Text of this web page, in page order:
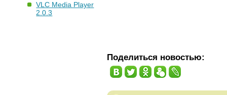
VLC Media Player
2.0.3
Поделиться новостью: